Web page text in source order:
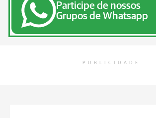
Participe de nossos
Grupos de Whatsapp
PUBLICIDADE